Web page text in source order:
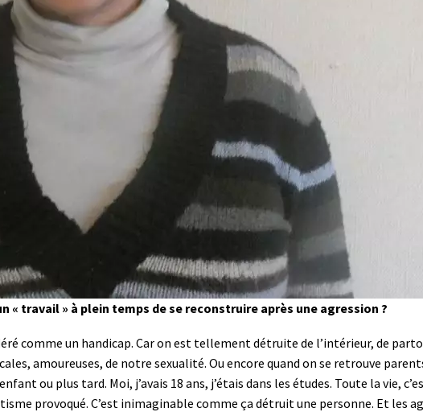
« travail » à plein temps de se reconstruire après une agression ?
comme un handicap. Car on est tellement détruite de l’intérieur, de
amoureuses, de notre sexualité. Ou encore quand on se retrouve
ou plus tard. Moi, j’avais 18 ans, j’étais dans les études. Toute la vie,
provoqué. C’est inimaginable comme ça détruit une personne. Et les